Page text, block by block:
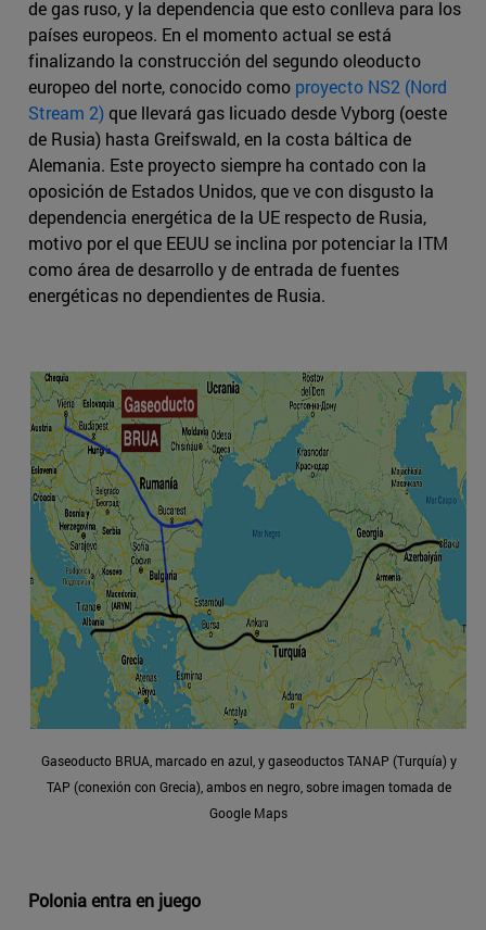
de gas ruso, y la dependencia que esto conlleva para los
países europeos. En el momento actual se está
finalizando la construcción del segundo oleoducto
europeo del norte, conocido como proyecto NS2 (Nord
Stream 2)que llevará gas licuado desde Vyborg (oeste
de Rusia) hasta Greifswald, en la costa báltica de
Alemania. Este proyecto siempre ha contado con la
oposición de Estados Unidos, que ve con disgusto la
dependencia energética de la UE respecto de Rusia,
motivo por el que EEUU se inclina por potenciar la ITM
como área de desarrollo y de entrada de fuentes
energéticas no dependientes de Rusia.
Gaseoducto BRUA, marcado en azul, y gaseoductos TANAP (Turquía) y
TAP (conexión con Grecia), ambos en negro, sobre imagen tomada de
Google Maps
Polonia entra en juego